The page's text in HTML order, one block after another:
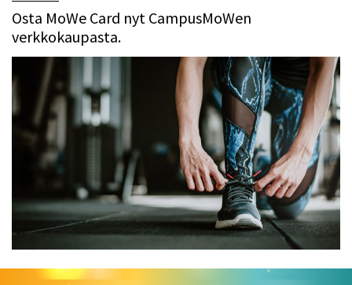
Osta MoWe Card nyt CampusMoWen
verkkokaupasta.